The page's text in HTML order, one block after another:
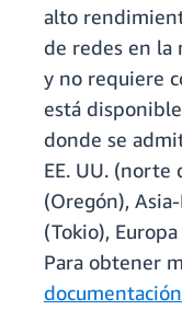
alto
de redes en la
y no requiere
está
donde se
EE. UU. (norte
(Oregón),
(Tokio),
Para obtener
documentación